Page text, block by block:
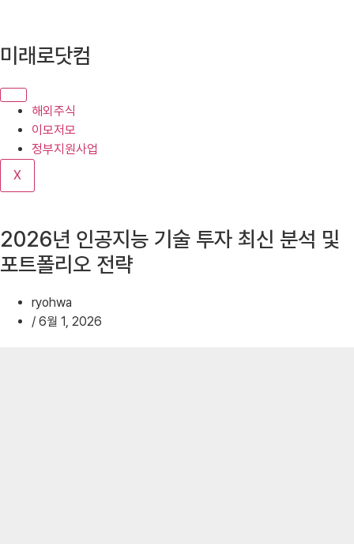
콘
텐
로
뛰
미래로닷컴
해외주식
이모저모
정부지원사업
X
2026년 인공지능 기술 투자 최신 분석 및
포트폴리오 전략
ryohwa
/ 6월 1, 2026